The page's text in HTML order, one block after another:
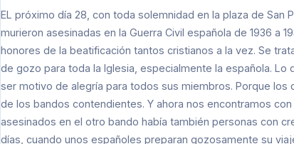
EL próximo día 28, con toda solemnidad en la plaza de
murieron asesinadas en la Guerra Civil española de 1936 a
honores de la beatificación tantos cristianos a la vez. Se
de gozo para toda la Iglesia, especialmente la española.
ser motivo de alegría para todos sus miembros. Porque
de los bandos contendientes. Y ahora nos encontramos
asesinados en el otro bando había también personas con
días, cuando unos españoles preparan gozosamente su